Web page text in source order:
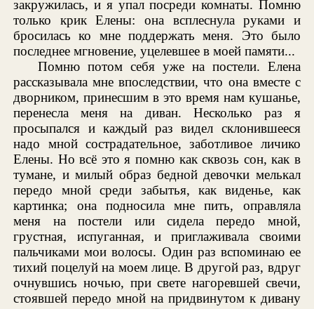
закружилась, и я упал посреди комнаты. Помню
только крик Елены: она всплеснула руками и
бросилась ко мне поддержать меня. Это было
последнее мгновение, уцелевшее в моей памяти...
Помню потом себя уже на постели. Елена
рассказывала мне впоследствии, что она вместе с
дворником, принесшим в это время нам кушанье,
перенесла меня на диван. Несколько раз я
просыпался и каждый раз видел склонившееся
надо мной сострадательное, заботливое личико
Елены. Но всё это я помню как сквозь сон, как в
тумане, и милый образ бедной девочки мелькал
передо мной среди забытья, как виденье, как
картинка; она подносила мне пить, оправляла
меня на постели или сидела передо мной,
грустная, испуганная, и приглаживала своими
пальчиками мои волосы. Один раз вспоминаю ее
тихий поцелуй на моем лице. В другой раз, вдруг
очнувшись ночью, при свете нагоревшей свечи,
стоявшей передо мной на придвинутом к дивану